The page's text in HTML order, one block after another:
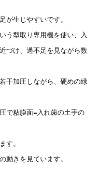
が生じやすいです。
う型取り専用機を使い、入
づけ、過不足を見ながら数
干加圧しながら、硬めの緑
で粘膜面=入れ歯の土手の
す。
動きを見ています。